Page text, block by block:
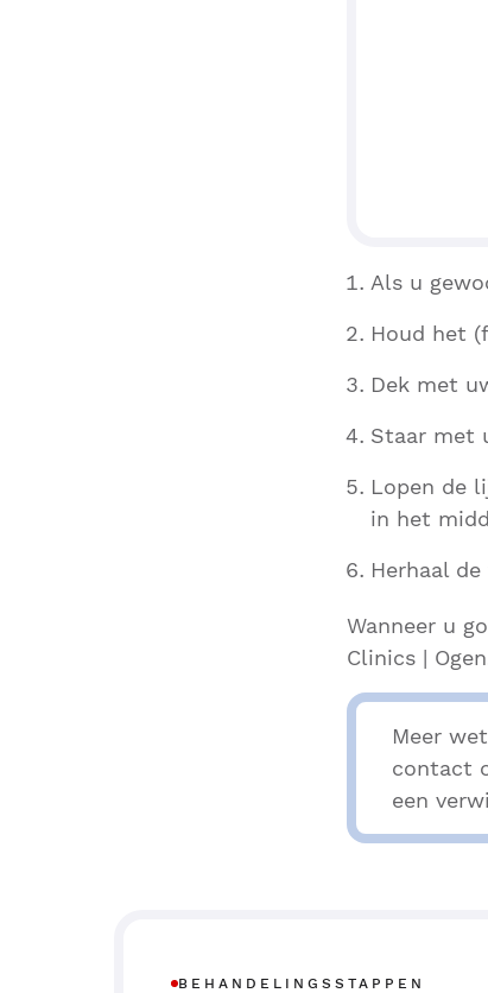
Als u
Houd het
Dek met
Staar met
Lopen de
in het
Herhaal
Wanneer u
Clinics |
Meer
contact
een
BEHANDELINGSSTAPPEN